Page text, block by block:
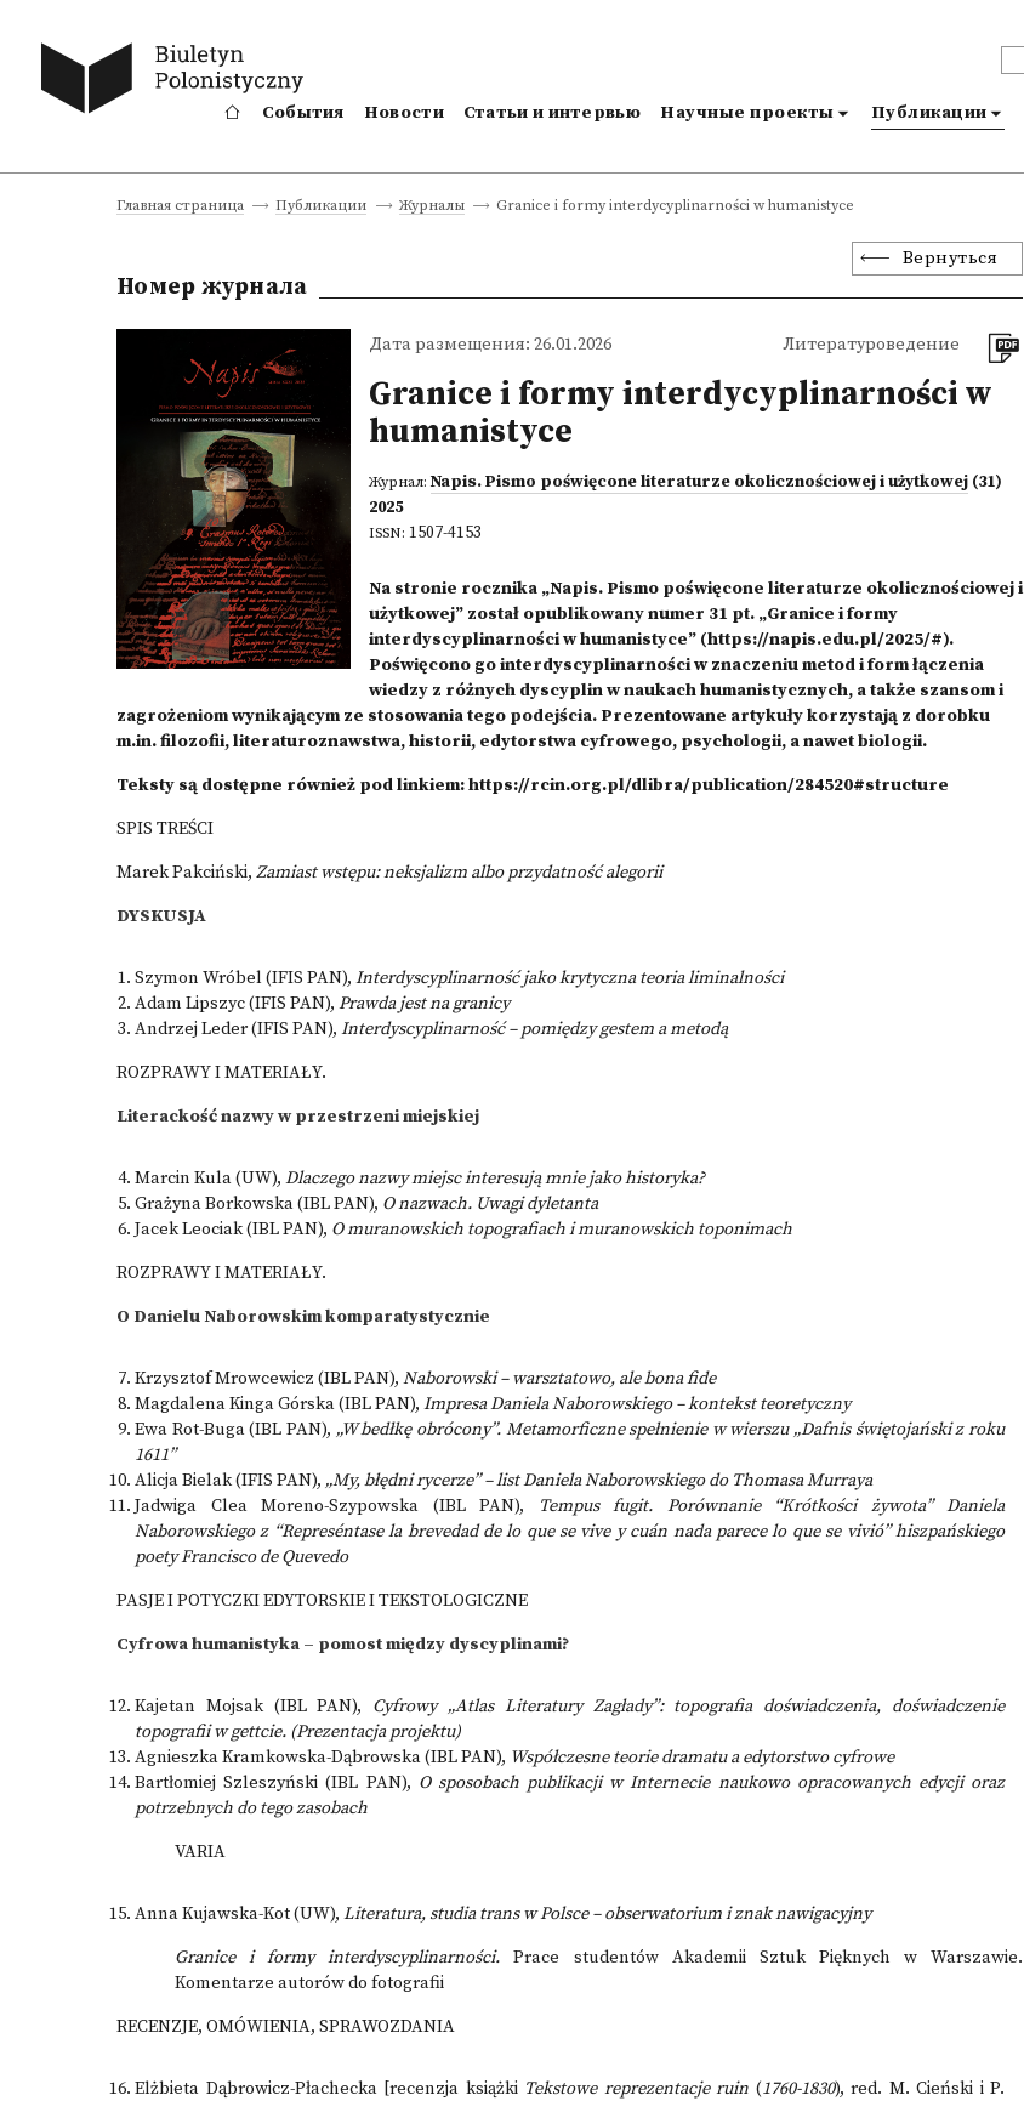
События Новости Статьи и интервью Научные проекты Публикации
Главная страница Публикации Журналы Granice i formy interdycyplinarności w humanistyce
Вернуться
Номер журнала
Дата размещения: 26.01.2026 Литературоведение
Granice i formy interdycyplinarności w
humanistyce
Журнал: Napis. Pismo poświęcone literaturze okolicznościowej i użytkowej(31)
2025
ISSN: 1507-4153
Na stronie rocznika „Napis. Pismo poświęcone literaturze okolicznościowej i
użytkowej” został opublikowany numer 31 pt. „Granice i formy
interdyscyplinarności w humanistyce” (https://napis.edu.pl/2025/#).
Poświęcono go interdyscyplinarności w znaczeniu metod i form łączenia
wiedzy z różnych dyscyplin w naukach humanistycznych, a także szansom i
zagrożeniom wynikającym ze stosowania tego podejścia. Prezentowane artykuły korzystają z dorobku
m.in. filozofii, literaturoznawstwa, historii, edytorstwa cyfrowego, psychologii, a nawet biologii.
Teksty są dostępne również pod linkiem:https://rcin.org.pl/dlibra/publication/284520#structure
SPIS TREŚCI
Marek Pakciński, Zamiast wstępu: neksjalizm albo przydatność alegorii
DYSKUSJA
Szymon Wróbel (IFIS PAN), Interdyscyplinarność jako krytyczna teoria liminalności
Adam Lipszyc (IFIS PAN), Prawda jest na granicy
Andrzej Leder (IFIS PAN), Interdyscyplinarność – pomiędzy gestem a metodą
ROZPRAWY I MATERIAŁY.
Literackość nazwy w przestrzeni miejskiej
Marcin Kula (UW), Dlaczego nazwy miejsc interesują mnie jako historyka?
Grażyna Borkowska (IBL PAN), O nazwach. Uwagi dyletanta
Jacek Leociak (IBL PAN), O muranowskich topografiach i muranowskich toponimach
ROZPRAWY I MATERIAŁY.
O Danielu Naborowskim komparatystycznie
Krzysztof Mrowcewicz (IBL PAN), Naborowski– warsztatowo, ale bona fide
Magdalena Kinga Górska (IBL PAN), Impresa Daniela Naborowskiego – kontekst teoretyczny
Ewa Rot-Buga (IBL PAN), „W bedłkę obrócony”. Metamorficzne spełnienie w wierszu „Dafnis świętojański z roku
1611”
Alicja Bielak (IFIS PAN), „My, błędni rycerze” – list Daniela Naborowskiego do Thomasa Murraya
Jadwiga Clea Moreno-Szypowska (IBL PAN),
Tempus fugit. Porównanie “Krótkości żywota” Daniela
Naborowskiego z “Represéntase la brevedad de lo que se vive y cuán nada parece lo que se vivió” hiszpańskiego
poety Francisco de Quevedo
PASJE I POTYCZKI EDYTORSKIE I TEKSTOLOGICZNE
Cyfrowa humanistyka – pomost między dyscyplinami?
Kajetan Mojsak (IBL PAN), Cyfrowy „Atlas Literatury Zagłady”: topografia doświadczenia, doświadczenie
topografii w gettcie. (Prezentacja projektu)
Agnieszka Kramkowska-Dąbrowska (IBL PAN), Współczesne teorie dramatu a edytorstwo cyfrowe
Bartłomiej Szleszyński (IBL PAN), O sposobach publikacji w Internecie naukowo opracowanych edycji oraz
potrzebnych do tego zasobach
VARIA
Anna Kujawska-Kot (UW), Literatura, studia trans w Polsce – obserwatorium i znak nawigacyjny
Granice i formy interdyscyplinarności. Prace studentów Akademii Sztuk Pięknych w Warszawie.
Komentarze autorów do fotografii
RECENZJE, OMÓWIENIA, SPRAWOZDANIA
Elżbieta Dąbrowicz-Płachecka [recenzja książki Tekstowe reprezentacje ruin (1760-1830), red. M. Cieński i P.